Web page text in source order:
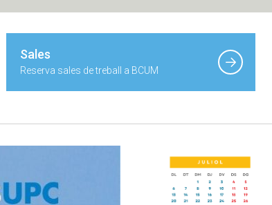
Sales
Reserva sales de treball a BCUM